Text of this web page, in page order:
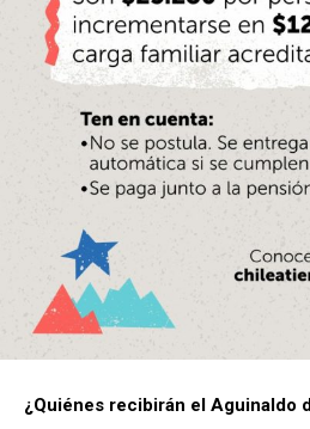
¿Quiénes recibirán el Aguinaldo